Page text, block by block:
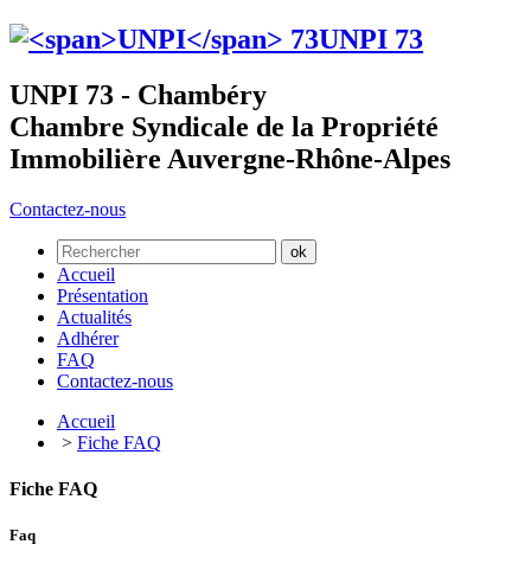
UNPI 73
UNPI 73 - Chambéry
Chambre Syndicale de la Propriété
Immobilière Auvergne-Rhône-Alpes
Contactez-nous
Accueil
Présentation
Actualités
Adhérer
FAQ
Contactez-nous
Accueil
> Fiche FAQ
Fiche FAQ
Faq